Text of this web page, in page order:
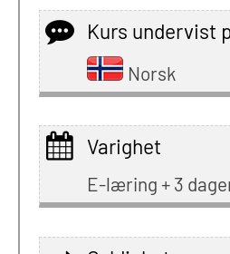
Kurs undervist
Norsk
Varighet
E-læring + 3